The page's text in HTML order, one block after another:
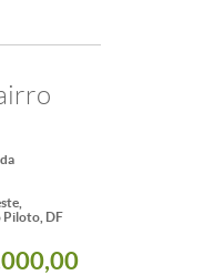
Piloto, DF